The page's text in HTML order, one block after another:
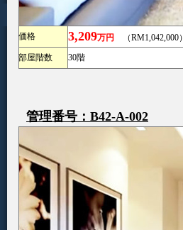
価格 3,209万円 （RM1,042,000）
部屋階数
30階
管理番号：B42-A-002